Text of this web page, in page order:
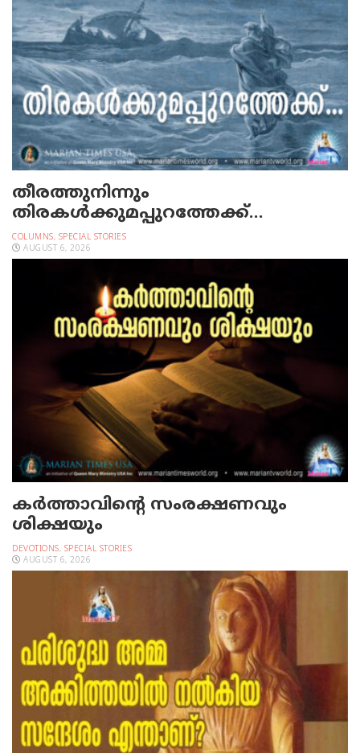
തീരത്തുനിന്നും
തിരകള്‍ക്കുമപ്പുറത്തേക്ക്…
COLUMNS, SPECIAL STORIES
AUGUST 6, 2026
കർത്താവിന്റെ സംരക്ഷണവും
ശിക്ഷയും
DEVOTIONS, SPECIAL STORIES
AUGUST 6, 2026